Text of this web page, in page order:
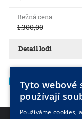
Bežná cena
1.300,00
Detail lodi
1 2
Tyto webové
používají
Používáme cookies,